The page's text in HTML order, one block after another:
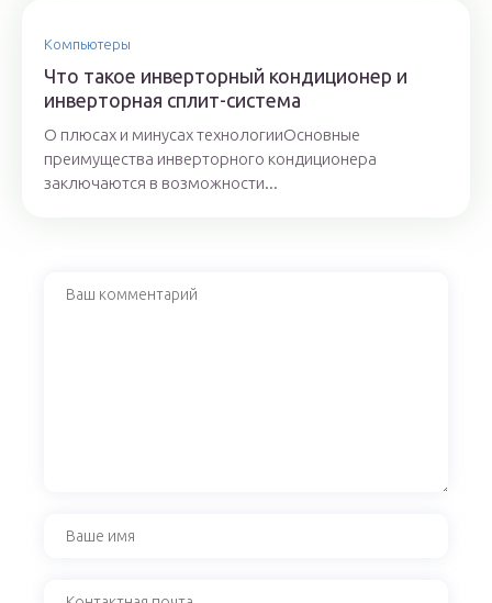
Компьютеры
Что такое инверторный кондиционер и
инверторная сплит-система
О плюсах и минусах технологииОсновные
преимущества инверторного кондиционера
заключаются в возможности...